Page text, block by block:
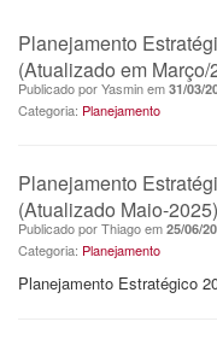
Planejamento
(Atualizado em Março/
Publicado por Yasmin em 31/03/
Categoria: Planejamento
Planejamento
(Atualizado Maio-2025)
Publicado por Thiago em 25/06/
Categoria: Planejamento
Planejamento Estratégico